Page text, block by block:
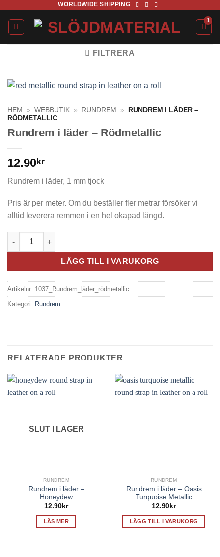
content
WORLDWIDE SHIPPING
FILTRERA
HEM » WEBBUTIK » RUNDREM »
RUNDREM I LÄDER –
RÖDMETALLIC
Rundrem i läder – Rödmetallic
12.90kr
Rundrem i läder, 1 mm tjock
Pris är per meter. Om du beställer fler metrar försöker vi
alltid leverera remmen i en hel okapad längd.
Rundrem i läder - Rödmetallic mängd
LÄGG TILL I VARUKORG
Artikelnr: 1037_Rundrem_läder_rödmetallic
Kategori: Rundrem
RELATERADE PRODUKTER
SLUT I LAGER
RUNDREM
Rundrem i läder –
Honeydew
12.90 kr
LÄS MER
RUNDREM
Rundrem i läder – Oasis
Turquoise Metallic
12.90 kr
LÄGG TILL I VARUKORG